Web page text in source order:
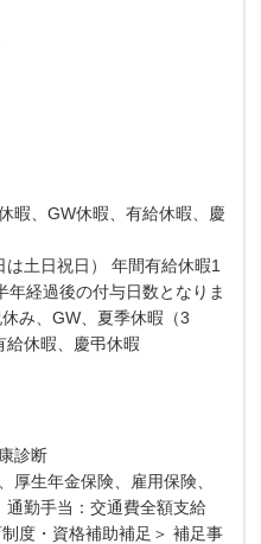
暇、GW休暇、有給休暇、慶
土日祝日） 年間有給休暇1
経過後の付与日数となりま
み、GW、夏季休暇（3
給休暇、慶弔休暇
診断
厚生年金保険、雇用保険、
勤手当：交通費全額支給
度・資格補助補足＞ 補足事